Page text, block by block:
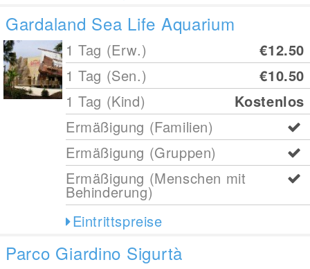
Gardaland Sea Life Aquarium
1 Tag (Erw.)
€12.50
1 Tag (Sen.)
€10.50
1 Tag (Kind)
Kostenlos
Ermäßigung (Familien)
Ermäßigung (Gruppen)
Ermäßigung (Menschen mit
Behinderung)
Eintrittspreise
Parco Giardino Sigurtà